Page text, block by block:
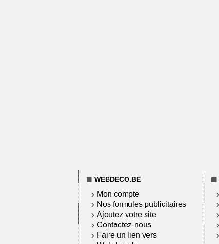
WEBDECO.BE
Mon compte
Nos formules publicitaires
Ajoutez votre site
Contactez-nous
Faire un lien vers